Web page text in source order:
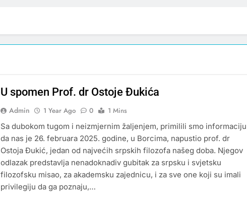
U spomen Prof. dr Ostoje Đukića
Admin 1 Year Ago 0
1 Mins
Sa dubokom tugom i neizmjernim žaljenjem, primilili smo informaciju
da nas je 26. februara 2025. godine, u Borcima, napustio prof. dr
Ostoja Đukić, jedan od najvećih srpskih filozofa našeg doba. Njegov
odlazak predstavlja nenadoknadiv gubitak za srpsku i svjetsku
filozofsku misao, za akademsku zajednicu, i za sve one koji su imali
privilegiju da ga poznaju,…